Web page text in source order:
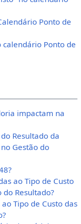
Ponto de
calendário Ponto de
impactam na
Resultado da
Gestão do
ao Tipo de Custo
do Resultado?
Tipo de Custo das